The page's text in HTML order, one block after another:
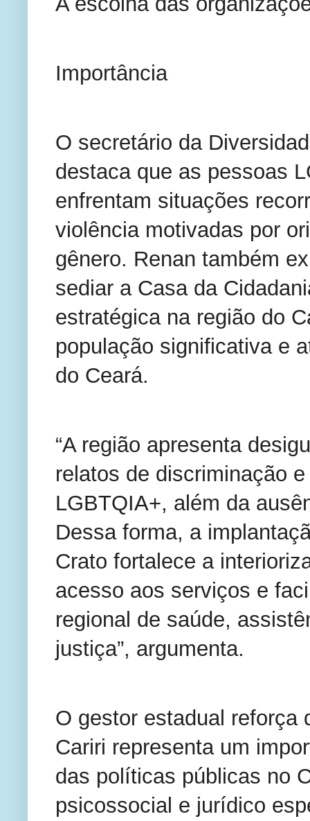
Importância
O secretário da
destaca que as pessoas
enfrentam situações
violência motivadas por
gênero. Renan também
sediar a Casa da
estratégica na região do
população significativa e
do Ceará.
“A região apresenta
relatos de discriminação
LGBTQIA+, além da
Dessa forma, a
Crato fortalece a
acesso aos serviços e
regional de saúde,
justiça”, argumenta.
O gestor estadual reforça
Cariri representa um
das políticas públicas no
psicossocial e jurídico